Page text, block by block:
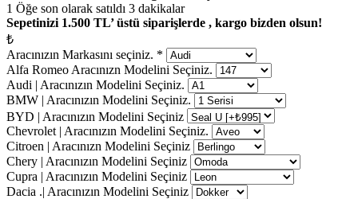
1 Öğe son olarak satıldı 3 dakikalar
Sepetinizi 1.500 TL’ üstü siparişlerde , kargo bizden olsun!
₺
Aracınızın Markasını seçiniz. *
Alfa Romeo Aracınızn Modelini Seçiniz.
Audi | Aracınızın Modelini Seçiniz.
BMW | Aracınızın Modelini Seçiniz.
BYD | Aracınızın Modelini Seçiniz
Chevrolet | Aracınızın Modelini Seçiniz.
Citroen | Aracınızn Modelini Seçiniz
Chery | Aracınızın Modelini Seçiniz
Cupra | Aracınızın Modelini Seçiniz
Dacia .| Aracınızın Modelini Seçiniz